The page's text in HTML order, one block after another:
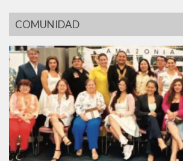
COMUNIDAD